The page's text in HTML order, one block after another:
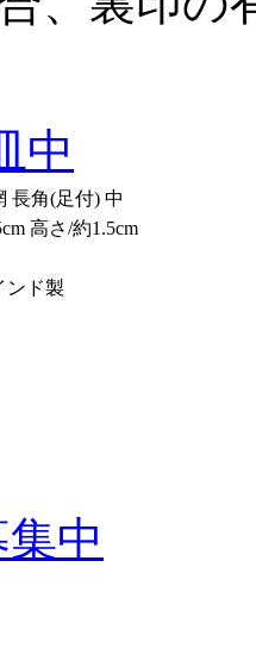
中
長角(足付) 中
高さ/約1.5cm
ンド製
中